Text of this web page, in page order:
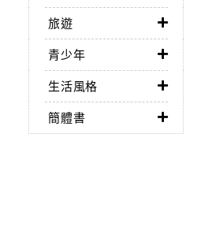
旅遊
青少年
生活風格
簡體書